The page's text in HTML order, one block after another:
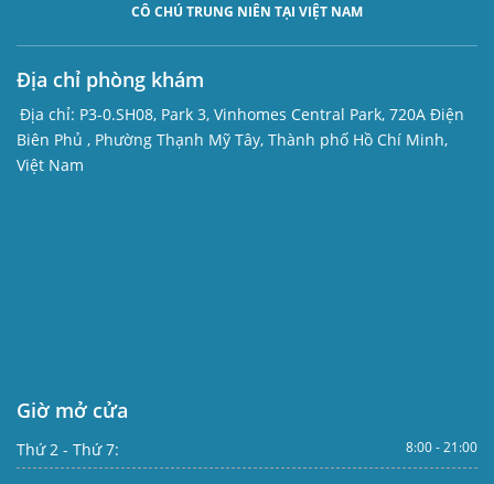
CÔ CHÚ TRUNG NIÊN TẠI VIỆT NAM
Địa chỉ phòng khám
Địa chỉ: P3-0.SH08, Park 3, Vinhomes Central Park, 720A Điện
Biên Phủ , Phường Thạnh Mỹ Tây, Thành phố Hồ Chí Minh,
Việt Nam
Giờ mở cửa
Thứ 2 - Thứ 7: 8:00 - 21:00